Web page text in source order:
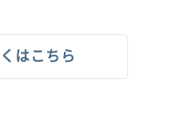
はこちら